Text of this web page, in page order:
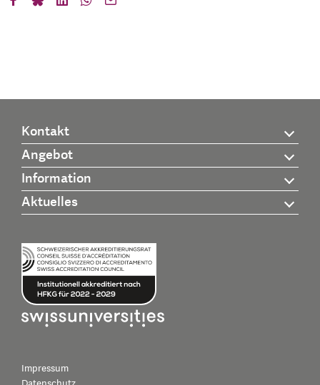
Kontakt
Angebot
Information
Aktuelles
Impressum